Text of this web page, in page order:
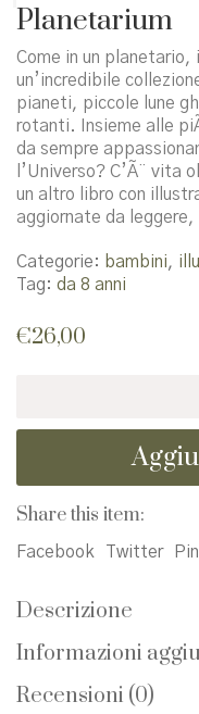
Planetarium
Come in un
un’incredibile
pianeti, piccole lune
rotanti. Insieme alle
da sempre
l’Universo? C’Ã¨ vita
un altro libro con
aggiornate da
Categorie: bambini,
Tag: da 8 anni
€26,00
Share this item:
Facebook Twitter
Descrizione
Informazioni
Recensioni (0)